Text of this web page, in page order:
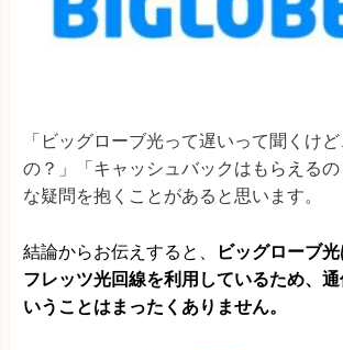
「ビッグローブ光って遅いって聞くけ
の？」「キャッシュバックはもらえる
な疑問を抱くことがあると思います。
結論からお伝えすると、
ビッグローブ
フレッツ光回線を利用しているため、
いうことはまったくありません。